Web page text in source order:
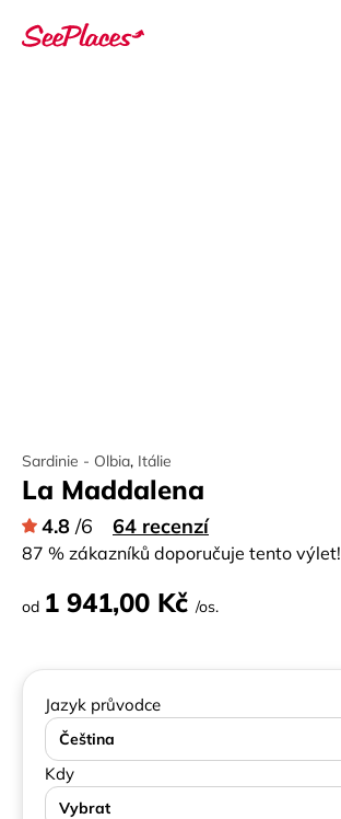
Sardinie - Olbia, Itálie
La Maddalena
4.8 /6 64 recenzí
87 % zákazníků doporučuje tento výlet!
od 1 941,00 Kč /os.
Jazyk průvodce
Čeština
Kdy
Vybrat